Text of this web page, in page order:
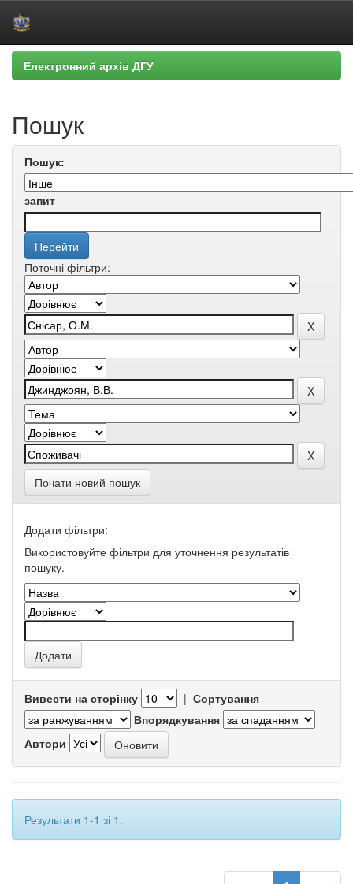
Skip
navigation
Електронний архів ДГУ
Пошук
Пошук:
запит
Поточні фільтри:
Почати новий пошук
Додати фільтри:
Використовуйте фільтри для уточнення результатів
пошуку.
Вивести на сторінку | Сортування
Впорядкування
Автори
Результати 1-1 зі 1.